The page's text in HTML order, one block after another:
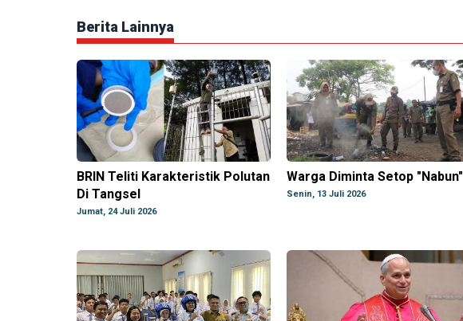
Berita Lainnya
BRIN Teliti Karakteristik Polutan
Di Tangsel
Jumat, 24 Juli 2026
Warga Diminta Setop "Nabun"
Senin, 13 Juli 2026